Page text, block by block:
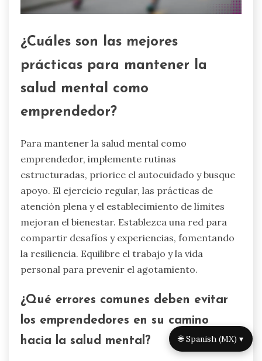
¿Cuáles son las mejores
prácticas para mantener la
salud mental como
emprendedor?
Para mantener la salud mental como
emprendedor, implemente rutinas
estructuradas, priorice el autocuidado y busque
apoyo. El ejercicio regular, las prácticas de
atención plena y el establecimiento de límites
mejoran el bienestar. Establezca una red para
compartir desafíos y experiencias, fomentando
la resiliencia. Equilibre el trabajo y la vida
personal para prevenir el agotamiento.
¿Qué errores comunes deben evitar
los emprendedores en su camino
hacia la salud mental?
🌐 Spanish (MX) ▾